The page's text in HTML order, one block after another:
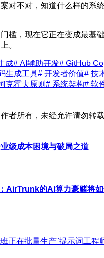
对不对，知道什么样的系
槛，现在它正在变成最基
。
成# AI辅助开发# GitHub
生成工具# 开发者价值# 技
克霍夫原则 # 系统架构# 软
者所有，未经允许请勿转载
级成本困境与破局之道
AirTrunk的AI算力豪赌将如
正在批量生产"提示词工